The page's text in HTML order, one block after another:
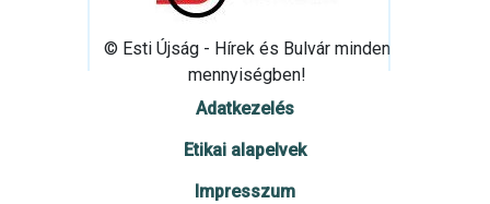
© Esti Újság - Hírek és Bulvár minden
mennyiségben!
Adatkezelés
Etikai alapelvek
Impresszum